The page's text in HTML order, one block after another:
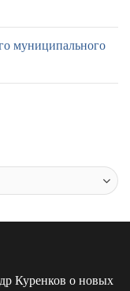
муниципального
Куренков о новых